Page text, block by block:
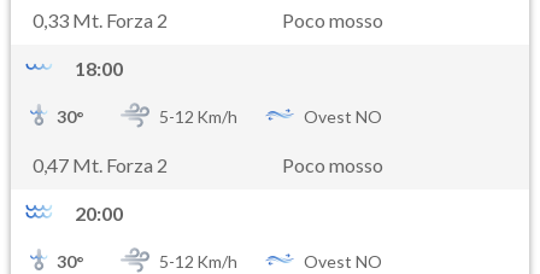
0,33 Mt. Forza 2 Poco mosso
18:00
30° 5-12 Km/h Ovest NO
0,47 Mt. Forza 2 Poco mosso
20:00
30° 5-12 Km/h Ovest NO